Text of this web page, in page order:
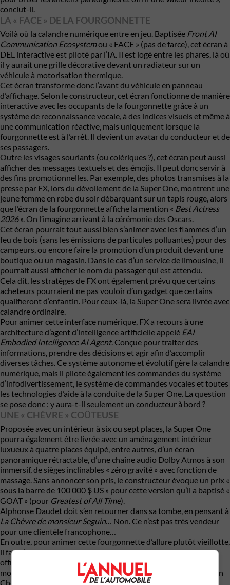
conclut-il.
LA « FACE » DE LA FOURGONNETTE
Voilà où la calandre numérique entre en jeu. Baptisée Front AI
Communication Ecosystemou « FACE » (pas de farce), cet écran à
DEL interactive est piloté par l’IA. Il est logé entre les phares, là où
il y aurait une grille décorative devant un radiateur sur un
véhicule à motorisation thermique.
Cet écran transforme donc l’avant du véhicule en panneau
d’affichage. Selon le constructeur, cet écran fonctionne de manière
interactive avec les occupants de la fourgonnette grâce à un
système de reconnaissance vocale, à des indices visuels et même à
une communication réactive, mais uniquement lorsque la
fourgonnette est à l’arrêt. Il devient un avatar du conducteur et de
ses passagers.
Outre les visages souriants (ou colériques ?), cet écran peut aussi
afficher des messages textuels et des émojis. Il peut donc servir à
des fins promotionnelles. Par exemple, des photos transmises à la
presse par FX, lors du dévoilement de la Super One, montrent une
jeune femme en robe du soir débarquant sur un tapis rouge, alors
que l’écran de la fourgonnette affiche la mention « Best Actress
2026». On l’imagine arrivant à la cérémonie des Oscars.
Cet écran pourrait tout aussi bien s’animer avec les flammes d’un
feu de bois (sans les émissions de particules polluantes) pour des
campeurs, ou encore faire la promotion d’un produit devant une
boutique ou un magasin. Dans le cas d’un service de limousine, il
pourrait aussi afficher le nom du passager qui est attendu.
Cela dit, les stratèges de FX ont également prévu que certains
acheteurs pourraient ne pas vouloir d’un gadget que certains
qualifieront d’enfantin. Pour ceux-là, la Super One sera livrée avec
calandre ordinaire.
Pour animer cette interface numérique, FX a recours à une
architecture d’agent d’intelligence artificielle appelé EAI
Embodied Intelligence AI Agent. Conçue pour traiter des
informations, prendre des décisions et agir afin d’accomplir
diverses tâches. Ce système autonome et évolutif gère la calandre
numérique, mais il pilote également les commandes du système
d’infodivertissement, le système de commandes vocales et toutes
les technologies d’aide à la conduite de la Super One. La question
se pose donc : y aura-t-il seulement un conducteur à bord ?
UNE « CHÈVRE » COÛTEUSE
Proposée avec un intérieur à six ou sept places, la Super One
pourra également être livrée avec un aménagement intérieur
luxueux à quatre places équipé, entre autres, d’un écran
panoramique rétractable, d’une chaîne audio Dolby Atmos à son
immersif, de sièges inclinables « zéro gravité » avec fonction de
massage. Sans annoncer son pris, le constructeur évoque un prix «
sous la barre de 100 000 $ US » pour cette version qu’il a baptisé «
GOAT » (pour Greatest of All Time).
Alphonse Daudet doit s’en retourner dans sa tombe, en pensant à
La Chèvre de monsieur Seguin… Non. Ce n’est pas très vendeur
pour une clientèle francophone…
En outre, pour animer cette fourgonnette d’allure plutôt vieillotte,
il faut l’avouer, FX promet deux motorisations. Le constructeur
offrira d’abord une motorisation électrique et, par la suite, une
motorisation hybride branchable à configuration en série (façon
Chevrolet Volt) sera ajoutée au catalogue de ce modèle; deux